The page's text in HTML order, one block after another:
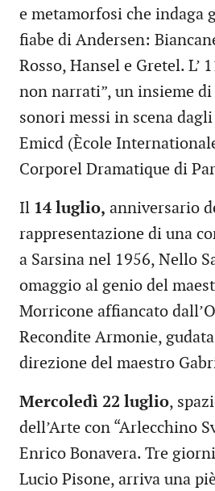
e metamorfosi che indaga
fiabe di Andersen:
Rosso, Hansel e Gretel. L’
non narrati”, un insieme
sonori messi in scena
Emicd (Ècole
Corporel Dramatique di
Il 14 luglio, anniversario
rappresentazione di una
a Sarsina nel 1956, Nello
omaggio al genio del
Morricone affiancato
Recondite Armonie,
direzione del maestro
Mercoledì 22 luglio,
dell’Arte con “Arlecchino
Enrico Bonavera. Tre
Lucio Pisone, arriva una